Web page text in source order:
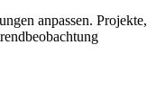
anpassen. Projekte,